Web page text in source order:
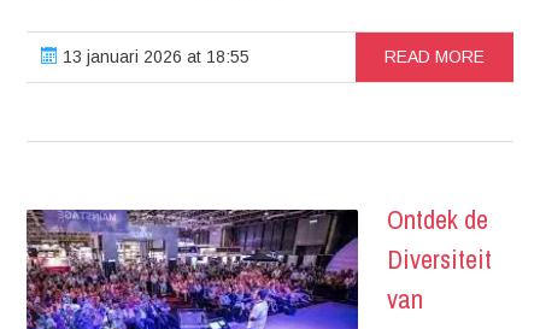
13 januari 2026 at 18:55 READ MORE
Ontdek de
Diversiteit
van